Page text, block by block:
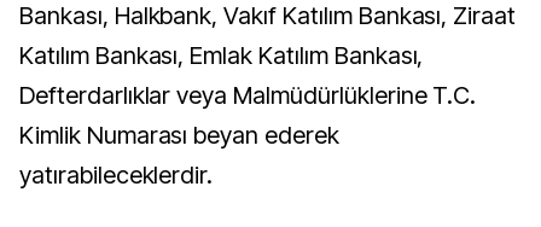
Bankası, Halkbank, Vakıf Katılım Bankası, Ziraat
Katılım Bankası, Emlak Katılım Bankası,
Defterdarlıklar veya Malmüdürlüklerine T.C.
Kimlik Numarası beyan ederek
yatırabileceklerdir.